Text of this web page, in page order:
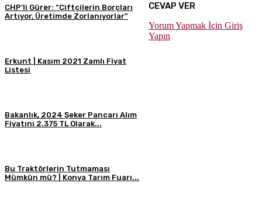
CHP’li Gürer: “Çiftçilerin Borçları
Artıyor, Üretimde Zorlanıyorlar”
Erkunt | Kasım 2021 Zamlı Fiyat
Listesi
Bakanlık, 2024 Şeker Pancarı Alım
Fiyatını 2.375 TL Olarak...
Bu Traktörlerin Tutmaması
Mümkün mü? | Konya Tarım Fuarı...
CEVAP VER
Yorum Yapmak İçin Giriş
Yapın